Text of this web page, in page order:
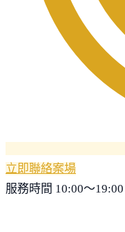
立即聯絡案場
服務時間 10:00～19:00